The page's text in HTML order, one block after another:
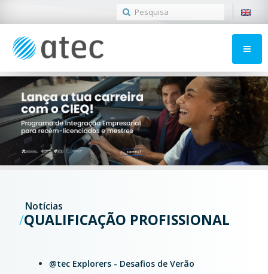
Notícias
QUALIFICAÇÃO PROFISSIONAL
@tec Explorers - Desafios de Verão